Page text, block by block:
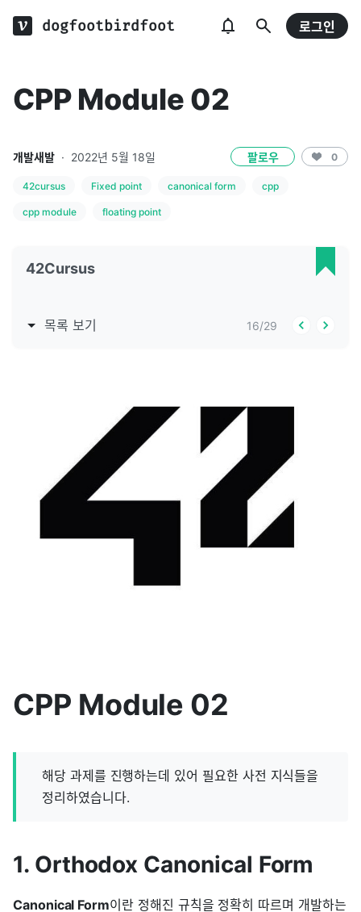
dogfootbirdfoot 로그인
CPP Module 02
개발새발 · 2022년 5월 18일 팔로우 0
42cursus Fixed point canonical form cpp
cpp module floating point
42Cursus
목록 보기 16/29
CPP Module 02
해당 과제를 진행하는데 있어 필요한 사전 지식들을
정리하였습니다.
1. Orthodox Canonical Form
Canonical Form이란 정해진 규칙을 정확히 따르며 개발하는